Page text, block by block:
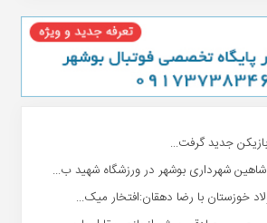
جدید گرفت...
شهردارى بوشهر در ورزشگاه شهید ب...
خوزستان با رضا دهقان:افتخار میک...